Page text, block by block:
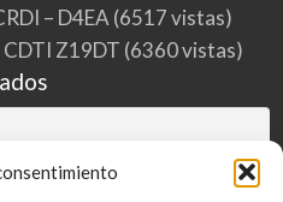
– D4EA (6517 vistas)
CDTI Z19DT (6360 vistas)